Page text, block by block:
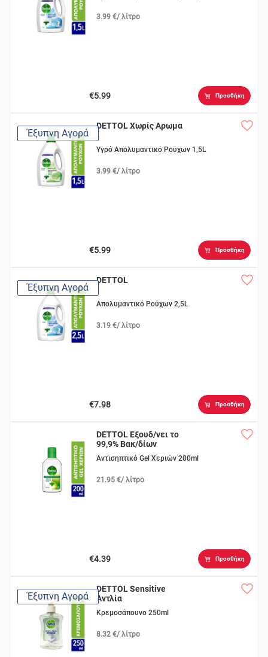
3.99 €/ λίτρο
€5.99 Προσθήκη
Έξυπνη Αγορά
DETTOL Χωρίς Αρωμα
Υγρό Απολυμαντικό Ρούχων 1,5L
3.99 €/ λίτρο
€5.99 Προσθήκη
Έξυπνη Αγορά
DETTOL
Απολυμαντικό Ρούχων 2,5L
3.19 €/ λίτρο
€7.98 Προσθήκη
DETTOL Εξουδ/νει το
99,9% Βακ/δίων
Αντισηπτικό Gel Χεριών 200ml
21.95 €/ λίτρο
€4.39 Προσθήκη
Έξυπνη Αγορά
DETTOL Sensitive
Αντλία
Κρεμοσάπουνο 250ml
8.32 €/ λίτρο